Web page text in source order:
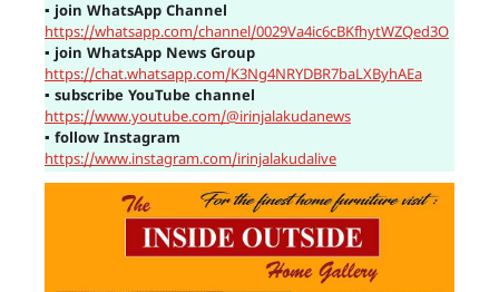
▪join WhatsApp Channel
https://whatsapp.com/channel/0029Va4ic6cBKfhytWZQed3O
▪join WhatsApp News Group
https://chat.whatsapp.com/K3Ng4NRYDBR7baLXByhAEa
▪ subscribe YouTube channel
https://www.youtube.com/@irinjalakudanews
▪ follow Instagram
https://www.instagram.com/irinjalakudalive